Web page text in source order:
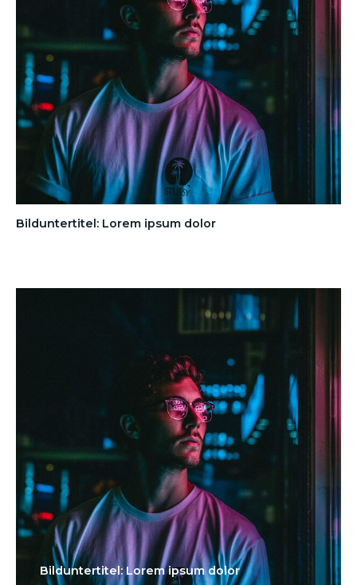
Bilduntertitel: Lorem ipsum dolor
Bilduntertitel: Lorem ipsum dolor